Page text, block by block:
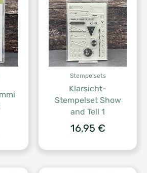
Stempelsets
Klarsicht-
Stempelset Show
and Tell 1
16,95 €